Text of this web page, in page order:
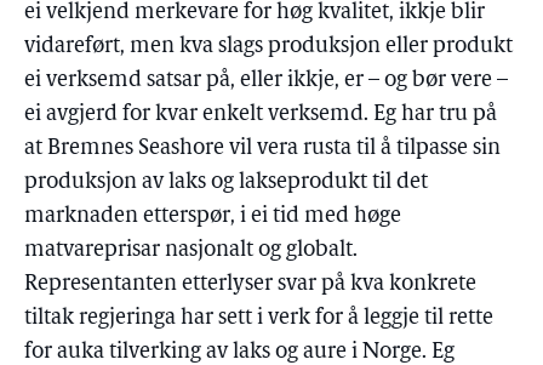
ei velkjend merkevare for høg kvalitet, ikkje blir
vidareført, men kva slags produksjon eller produkt
ei verksemd satsar på, eller ikkje, er – og bør vere –
ei avgjerd for kvar enkelt verksemd. Eg har tru på
at Bremnes Seashore vil vera rusta til å tilpasse sin
produksjon av laks og lakseprodukt til det
marknaden etterspør, i ei tid med høge
matvareprisar nasjonalt og globalt.
Representanten etterlyser svar på kva konkrete
tiltak regjeringa har sett i verk for å leggje til rette
for auka tilverking av laks og aure i Norge. Eg